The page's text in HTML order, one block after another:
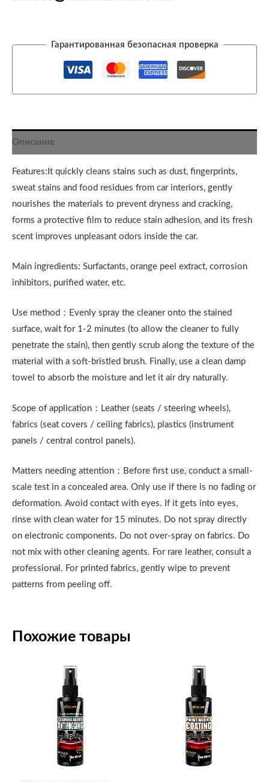
Гарантированная безопасная проверка
Описание
Features:It quickly cleans stains such as dust, fingerprints,
sweat stains and food residues from car interiors, gently
nourishes the materials to prevent dryness and cracking,
forms a protective film to reduce stain adhesion, and its fresh
scent improves unpleasant odors inside the car.
Main ingredients: Surfactants, orange peel extract, corrosion
inhibitors, purified water, etc.
Use method：Evenly spray the cleaner onto the stained
surface, wait for 1-2 minutes (to allow the cleaner to fully
penetrate the stain), then gently scrub along the texture of the
material with a soft-bristled brush. Finally, use a clean damp
towel to absorb the moisture and let it air dry naturally.
Scope of application：Leather (seats / steering wheels),
fabrics (seat covers / ceiling fabrics), plastics (instrument
panels / central control panels).
Matters needing attention：Before first use, conduct a small-
scale test in a concealed area. Only use if there is no fading or
deformation. Avoid contact with eyes. If it gets into eyes,
rinse with clean water for 15 minutes. Do not spray directly
on electronic components. Do not over-spray on fabrics. Do
not mix with other cleaning agents. For rare leather, consult a
professional. For printed fabrics, gently wipe to prevent
patterns from peeling off.
Похожие товары